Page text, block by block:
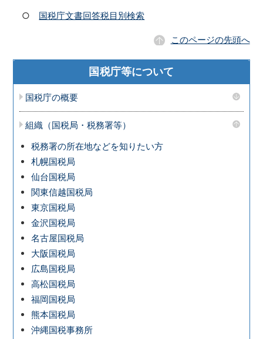
○ 国税庁文書回答税目別検索
このページの先頭へ
国税庁等について
国税庁の概要
組織（国税局・税務署等）
税務署の所在地などを知りたい方
札幌国税局
仙台国税局
関東信越国税局
東京国税局
金沢国税局
名古屋国税局
大阪国税局
広島国税局
高松国税局
福岡国税局
熊本国税局
沖縄国税事務所